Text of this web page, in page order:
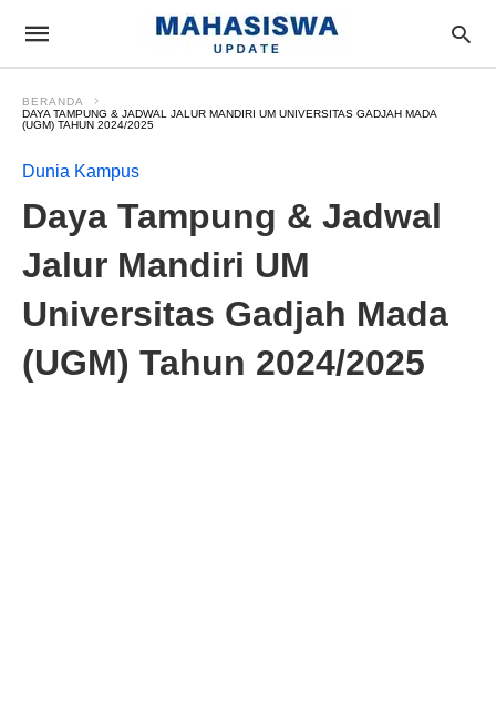
BERANDA
DAYA TAMPUNG & JADWAL JALUR MANDIRI UM UNIVERSITAS GADJAH MADA
(UGM) TAHUN 2024/2025
Dunia Kampus
Daya Tampung & Jadwal
Jalur Mandiri UM
Universitas Gadjah Mada
(UGM) Tahun 2024/2025